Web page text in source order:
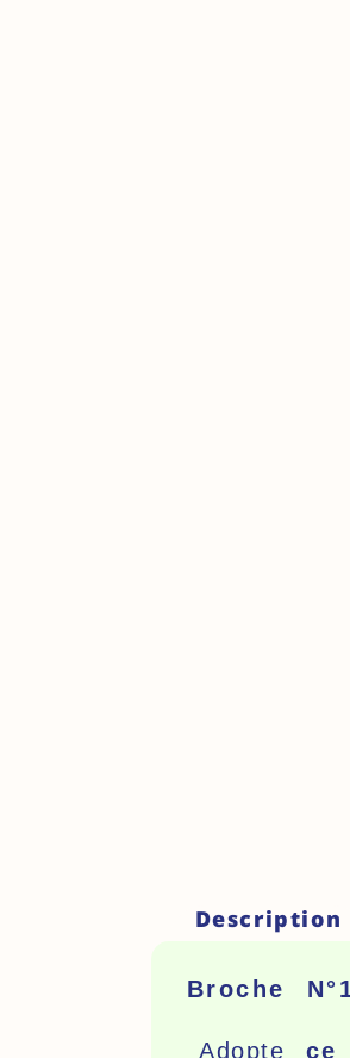
Description
Broche
Adoptece